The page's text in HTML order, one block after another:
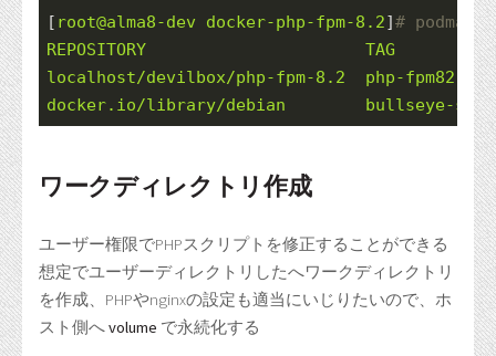
[ root@alma8-dev docker-php-fpm-8.2]# podman
REPOSITORY
TAG
localhost/devilbox/php-fpm-8.2
php-fpm82
docker.io/library/debian
bullseye-slim
ワークディレクトリ作成
ユーザー権限でPHPスクリプトを修正することができる
想定でユーザーディレクトリしたへワークディレクトリ
を作成、PHPやnginxの設定も適当にいじりたいので、ホ
スト側へvolume で永続化する